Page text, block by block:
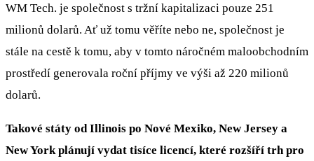
WM Tech. je společnost s tržní kapitalizaci pouze 251
milionů dolarů. Ať už tomu věříte nebo ne, společnost je
stále na cestě k tomu, aby v tomto náročném maloobchodním
prostředí generovala roční příjmy ve výši až 220 milionů
dolarů.
Takové státy od Illinois po Nové Mexiko, New Jersey a
New York plánují vydat tisíce licencí, které rozšíří trh pro